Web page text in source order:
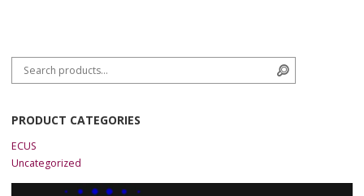
Search for:
PRODUCT CATEGORIES
ECUS
Uncategorized